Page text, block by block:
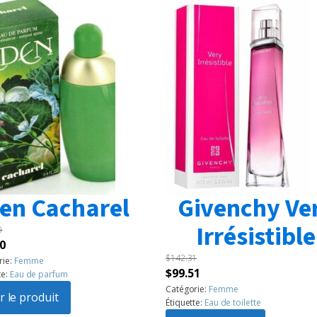
Cacharel
Le
prix
actuel
est :
Femme
Eau de parfum
le produit
Givenchy
Irrésistible
$142.31
Le
prix
initial
$99.51
prix
actuel
Catégorie: Femme
Étiquette: Eau de toilette